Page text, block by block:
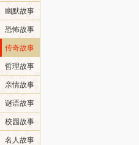
幽默故事
恐怖故事
传奇故事
哲理故事
亲情故事
谜语故事
校园故事
名人故事